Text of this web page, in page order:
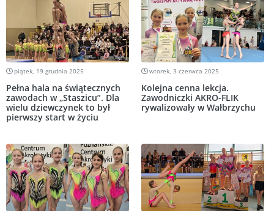
piątek, 19 grudnia 2025
Pełna hala na świątecznych
zawodach w „Staszicu”. Dla
wielu dziewczynek to był
pierwszy start w życiu
wtorek, 3 czerwca 2025
Kolejna cenna lekcja.
Zawodniczki AKRO-FLIK
rywalizowały w Wałbrzychu